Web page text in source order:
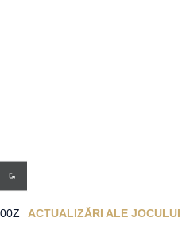
ACTUALIZĂRI ALE JOCULUI